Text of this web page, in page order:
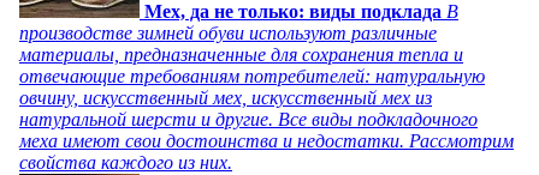
Мех, да не только: виды подклада В
производстве зимней обуви используют различные
материалы, предназначенные для сохранения тепла и
отвечающие требованиям потребителей: натуральную
овчину, искусственный мех, искусственный мех из
натуральной шерсти и другие. Все виды подкладочного
меха имеют свои достоинства и недостатки. Рассмотрим
свойства каждого из них.